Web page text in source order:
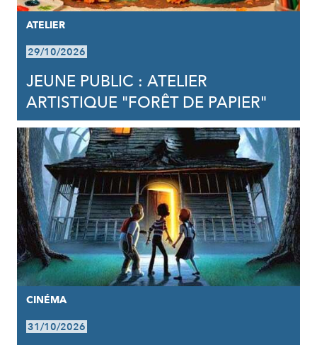
ATELIER
29/10/2026
JEUNE PUBLIC : ATELIER
ARTISTIQUE "FORÊT DE PAPIER"
CINÉMA
31/10/2026